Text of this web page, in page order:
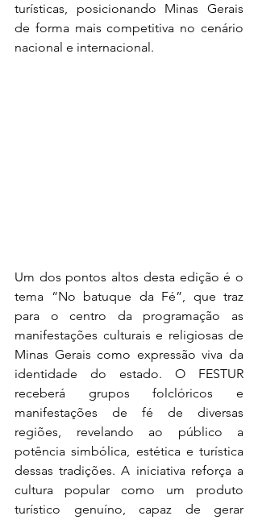
turísticas, posicionando Minas Gerais
de forma mais competitiva no cenário
nacional e internacional.
Um dos pontos altos desta edição é o
tema “No batuque da Fé”, que traz
para o centro da programação as
manifestações culturais e religiosas de
Minas Gerais como expressão viva da
identidade do estado. O FESTUR
receberá grupos folclóricos e
manifestações de fé de diversas
regiões, revelando ao público a
potência simbólica, estética e turística
dessas tradições. A iniciativa reforça a
cultura popular como um produto
turístico genuíno, capaz de gerar